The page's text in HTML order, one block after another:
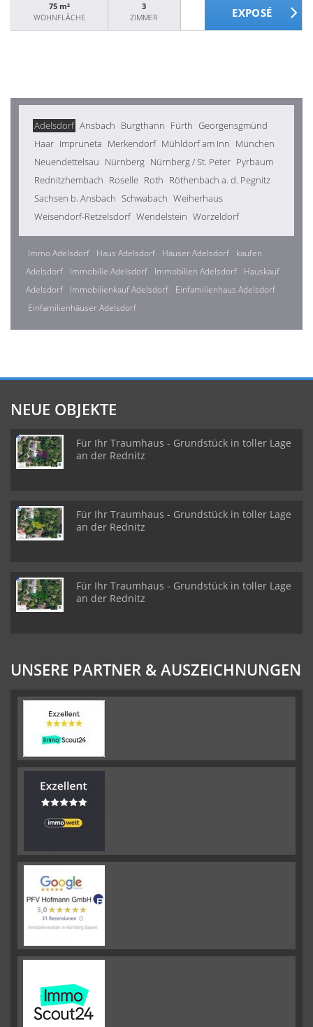
75 m²
WOHNFLÄCHE
3
ZIMMER
Adelsdorf Ansbach Burgthann Fürth Georgensgmünd
Haar Impruneta Merkendorf Mühldorf am Inn München
Neuendettelsau Nürnberg Nürnberg / St. Peter Pyrbaum
Rednitzhembach Roselle Roth Röthenbach a. d. Pegnitz
Sachsen b. Ansbach Schwabach Weiherhaus
Weisendorf-Retzelsdorf Wendelstein Worzeldorf
Immo Adelsdorf Haus Adelsdorf Häuser Adelsdorf
kaufen
Adelsdorf
Immobilie Adelsdorf Immobilien Adelsdorf
Hauskauf
Adelsdorf
Immobilienkauf Adelsdorf
Einfamilienhaus Adelsdorf
Einfamilienhäuser Adelsdorf
NEUE OBJEKTE
Für Ihr Traumhaus - Grundstück in toller Lage
an der Rednitz
Für Ihr Traumhaus - Grundstück in toller Lage
an der Rednitz
Für Ihr Traumhaus - Grundstück in toller Lage
an der Rednitz
UNSERE PARTNER & AUSZEICHNUNGEN